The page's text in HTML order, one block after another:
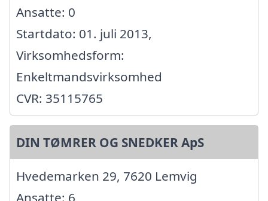
Ansatte: 0
Startdato: 01. juli 2013,
Virksomhedsform:
Enkeltmandsvirksomhed
CVR: 35115765
DIN TØMRER OG SNEDKER ApS
Hvedemarken 29, 7620 Lemvig
Ansatte: 6